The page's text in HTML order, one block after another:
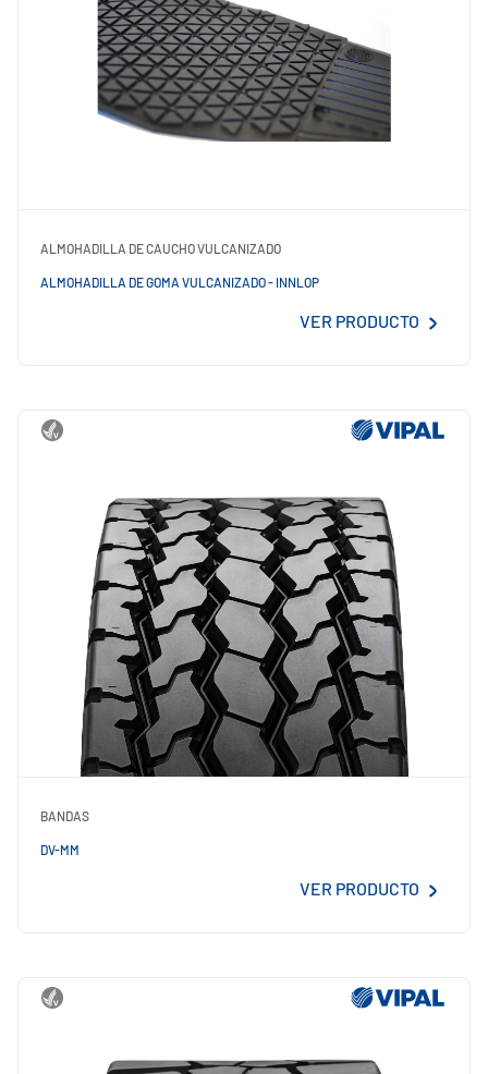
ALMOHADILLA DE CAUCHO VULCANIZADO
ALMOHADILLA DE GOMA VULCANIZADO - INNLOP
VER PRODUCTO
BANDAS
DV-MM
VER PRODUCTO